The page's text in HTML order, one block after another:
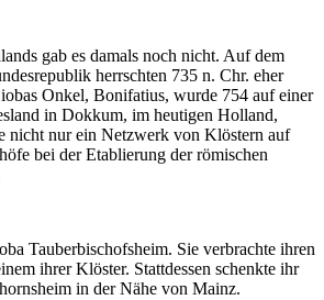
gab es damals noch nicht. Auf dem
herrschten 735 n. Chr. eher
Onkel, Bonifatius, wurde 754 auf einer
in Dokkum, im heutigen Holland,
nicht nur ein Netzwerk von Klöstern auf
bei der Etablierung der römischen
Tauberbischofsheim. Sie verbrachte ihren
ihrer Klöster. Stattdessen schenkte ihr
in der Nähe von Mainz.